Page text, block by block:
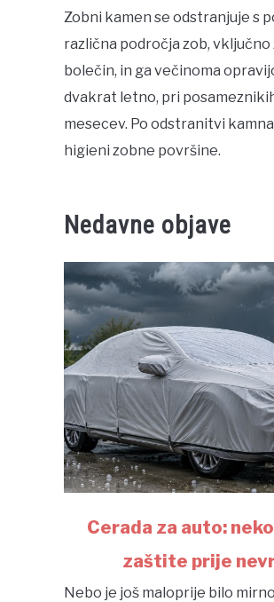
Zobni kamen se odstranjuje s
različna področja zob,
bolečin, in ga večinoma
dvakrat letno, pri
mesecev. Po odstranitvi
higieni zobne površine.
Nedavne objave
za
Cerada za auto:
zaštite prije
Nebo je još maloprije bilo